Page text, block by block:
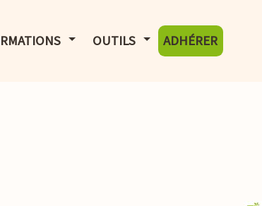
AFFICHER LE MENU
OUTILS AFFICHER LE MENU
ADHÉRER